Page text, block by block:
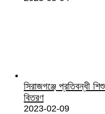
সিরাজগঞ্জে প্রতিবন্ধী
বিতরণ
2023-02-09